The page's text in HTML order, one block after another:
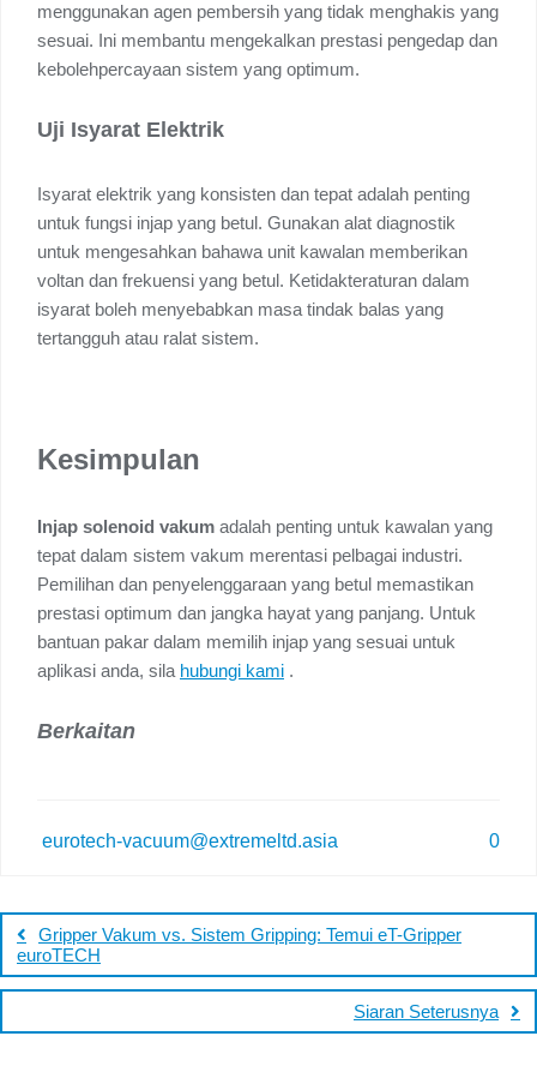
menggunakan agen pembersih yang tidak menghakis yang
sesuai. Ini membantu mengekalkan prestasi pengedap dan
kebolehpercayaan sistem yang optimum.
Uji Isyarat Elektrik
Isyarat elektrik yang konsisten dan tepat adalah penting
untuk fungsi injap yang betul. Gunakan alat diagnostik
untuk mengesahkan bahawa unit kawalan memberikan
voltan dan frekuensi yang betul. Ketidakteraturan dalam
isyarat boleh menyebabkan masa tindak balas yang
tertangguh atau ralat sistem.
Kesimpulan
Injap solenoid vakum adalah penting untuk kawalan yang
tepat dalam sistem vakum merentasi pelbagai industri.
Pemilihan dan penyelenggaraan yang betul memastikan
prestasi optimum dan jangka hayat yang panjang. Untuk
bantuan pakar dalam memilih injap yang sesuai untuk
aplikasi anda, sila hubungi kami .
Berkaitan
eurotech-vacuum@extremeltd.asia 0
Gripper Vakum vs. Sistem Gripping: Temui eT-Gripper
euroTECH
Siaran Seterusnya